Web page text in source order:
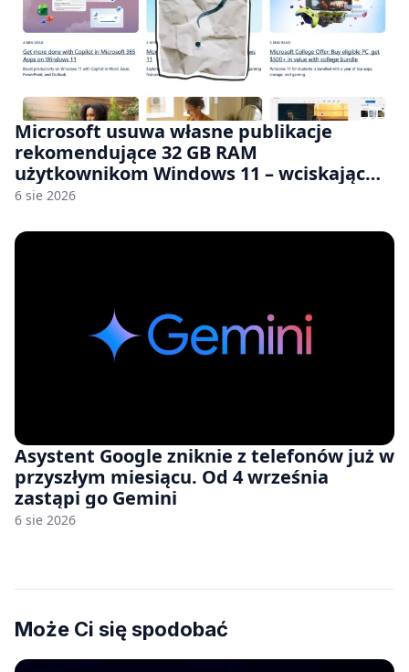
Microsoft usuwa własne publikacje
rekomendujące 32 GB RAM
użytkownikom Windows 11 – wciskając
nam przy tym komputery z 8 GB RAM po
6 sie 2026
Asystent Google zniknie z telefonów już w
przyszłym miesiącu. Od 4 września
zastąpi go Gemini
6 sie 2026
Może Ci się spodobać